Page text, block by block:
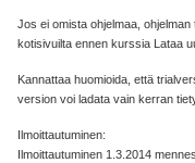
Jos ei omista ohjelmaa,
kotisivuilta ennen kurssia Lataa
Kannattaa huomioida, että
version voi ladata vain kerran
Ilmoittautuminen:
Ilmoittautuminen 1.3.2014